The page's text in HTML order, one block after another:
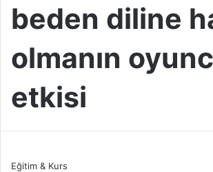
beden diline
olmanın
etkisi
Eğitim & Kurs